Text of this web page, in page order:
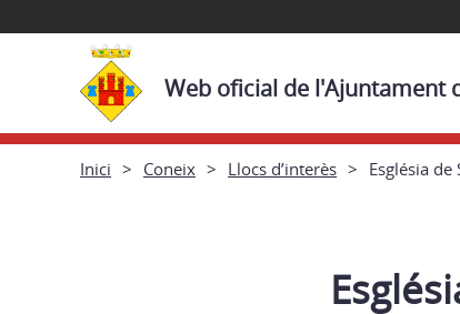
Web oficial de l'Ajuntament
Inici Coneix Llocs d’interès Església de